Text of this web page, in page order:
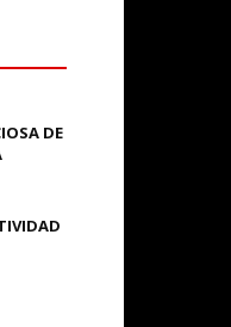
DE